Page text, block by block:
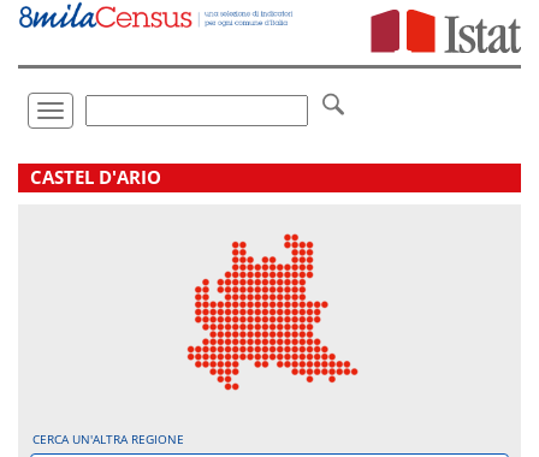
Vai
direttamente
Toggle
navigation
.
CASTEL D'ARIO
CERCA UN'ALTRA REGIONE